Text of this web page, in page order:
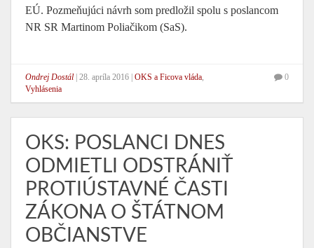
EÚ. Pozmeňujúci návrh som predložil spolu s poslancom
NR SR Martinom Poliačikom (SaS).
Ondrej Dostál 28. apríla 2016 OKS a Ficova vláda,
Vyhlásenia
0
OKS: POSLANCI DNES
ODMIETLI ODSTRÁNIŤ
PROTIÚSTAVNÉ ČASTI
ZÁKONA O ŠTÁTNOM
OBČIANSTVE